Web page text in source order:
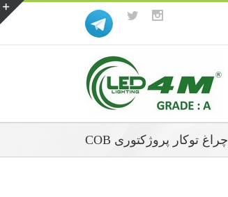
چراغ توکار پروژکتوری COB